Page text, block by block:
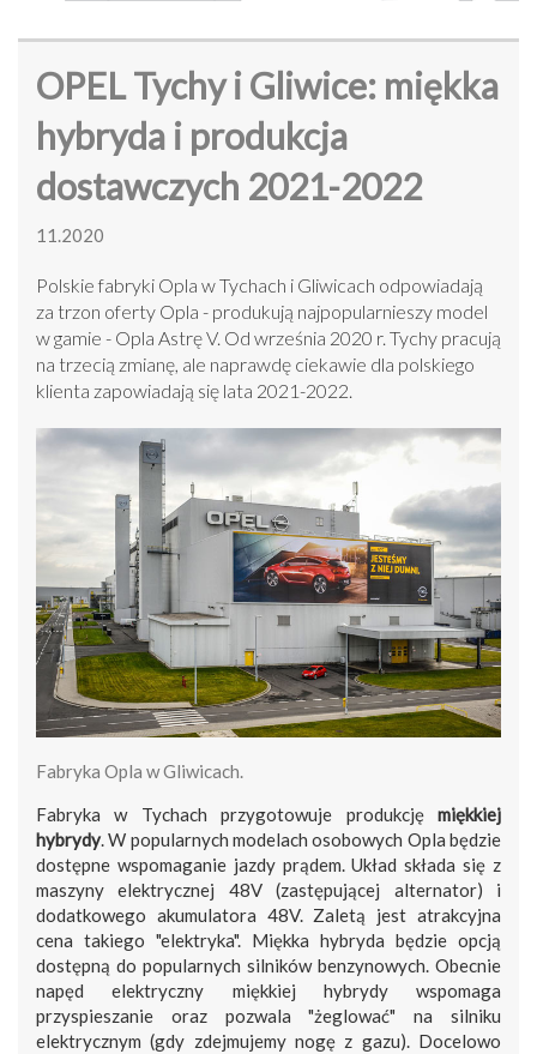
OPEL Tychy i Gliwice: miękka
hybryda i produkcja
dostawczych 2021-2022
11.2020
Polskie fabryki Opla w Tychach i Gliwicach odpowiadają
za trzon oferty Opla - produkują najpopularnieszy model
w gamie - Opla Astrę V. Od września 2020 r. Tychy pracują
na trzecią zmianę, ale naprawdę ciekawie dla polskiego
klienta zapowiadają się lata 2021-2022.
Fabryka Opla w Gliwicach.
Fabryka w Tychach przygotowuje produkcję miękkiej
hybrydy. W popularnych modelach osobowych Opla będzie
dostępne wspomaganie jazdy prądem. Układ składa się z
maszyny elektrycznej 48V (zastępującej alternator) i
dodatkowego akumulatora 48V. Zaletą jest atrakcyjna
cena takiego "elektryka". Miękka hybryda będzie opcją
dostępną do popularnych silników benzynowych. Obecnie
napęd elektryczny miękkiej hybrydy wspomaga
przyspieszanie oraz pozwala "żeglować" na silniku
elektrycznym (gdy zdejmujemy nogę z gazu). Docelowo